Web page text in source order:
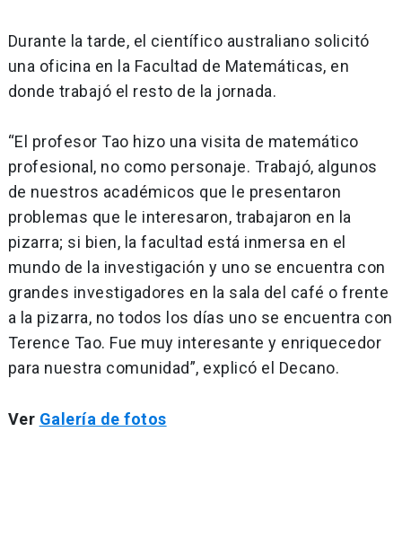
Durante la tarde, el científico australiano solicitó
una oficina en la Facultad de Matemáticas, en
donde trabajó el resto de la jornada.
“El profesor Tao hizo una visita de matemático
profesional, no como personaje. Trabajó, algunos
de nuestros académicos que le presentaron
problemas que le interesaron, trabajaron en la
pizarra; si bien, la facultad está inmersa en el
mundo de la investigación y uno se encuentra con
grandes investigadores en la sala del café o frente
a la pizarra, no todos los días uno se encuentra con
Terence Tao. Fue muy interesante y enriquecedor
para nuestra comunidad”, explicó el Decano.
Ver Galería de fotos